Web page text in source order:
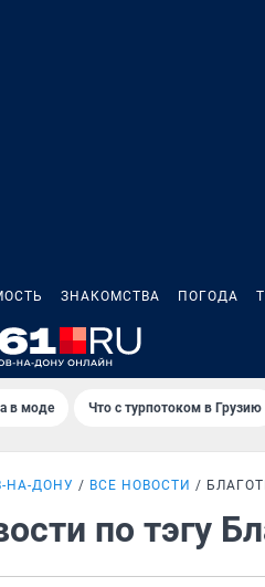
ЗНАКОМСТВА ПОГОДА
в моде Что с турпотоком в Грузию
НА-ДОНУ ВСЕ НОВОСТИ
по тэгу